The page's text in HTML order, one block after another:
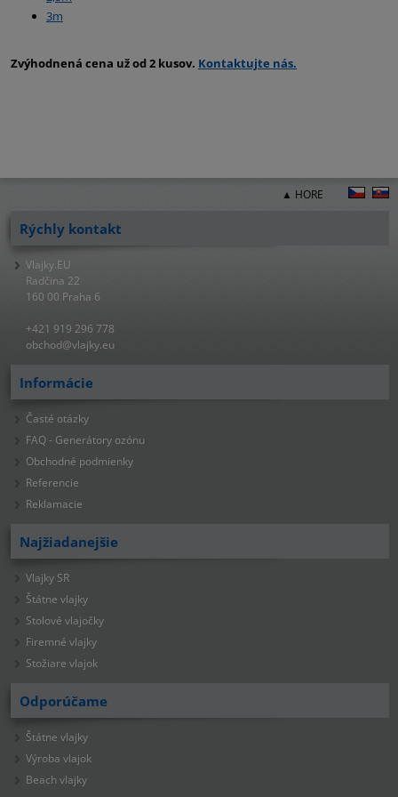
3m
Zvýhodnená cena už od 2 kusov. Kontaktujte nás.
▲ HORE
Rýchly kontakt
Vlajky.EU
Radčina 22
160 00 Praha 6
+421 919 296 778
obchod@vlajky.eu
Informácie
Časté otázky
FAQ - Generátory ozónu
Obchodné podmienky
Referencie
Reklamacie
Najžiadanejšie
Vlajky SR
Štátne vlajky
Stolové vlajočky
Firemné vlajky
Stožiare vlajok
Odporúčame
Štátne vlajky
Výroba vlajok
Beach vlajky